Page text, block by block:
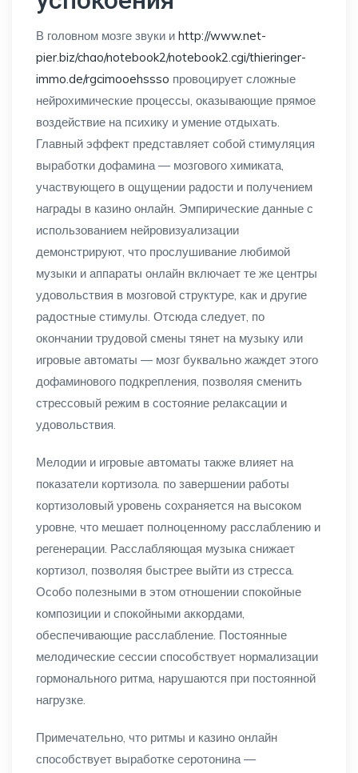
В головном мозге звуки и http://www.net-
pier.biz/chao/notebook2/notebook2.cgi/thieringer-
immo.de/rgcimooehssso провоцирует сложные
нейрохимические процессы, оказывающие прямое
воздействие на психику и умение отдыхать.
Главный эффект представляет собой стимуляция
выработки дофамина — мозгового химиката,
участвующего в ощущении радости и получением
награды в казино онлайн. Эмпирические данные с
использованием нейровизуализации
демонстрируют, что прослушивание любимой
музыки и аппараты онлайн включает те же центры
удовольствия в мозговой структуре, как и другие
радостные стимулы. Отсюда следует, по
окончании трудовой смены тянет на музыку или
игровые автоматы — мозг буквально жаждет этого
дофаминового подкрепления, позволяя сменить
стрессовый режим в состояние релаксации и
удовольствия.
Мелодии и игровые автоматы также влияет на
показатели кортизола. по завершении работы
кортизоловый уровень сохраняется на высоком
уровне, что мешает полноценному расслаблению и
регенерации. Расслабляющая музыка снижает
кортизол, позволяя быстрее выйти из стресса.
Особо полезными в этом отношении спокойные
композиции и спокойными аккордами,
обеспечивающие расслабление. Постоянные
мелодические сессии способствует нормализации
гормонального ритма, нарушаются при постоянной
нагрузке.
Примечательно, что ритмы и казино онлайн
способствует выработке серотонина —